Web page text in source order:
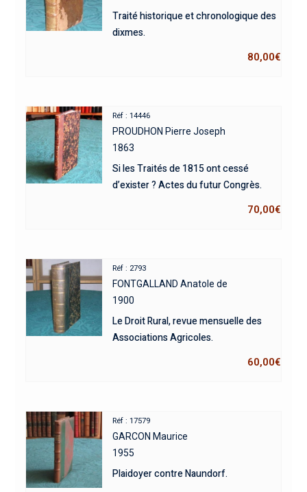
Traité historique et chronologique des
dixmes.
80,00€
Réf : 14446
PROUDHON Pierre Joseph
1863
Si les Traités de 1815 ont cessé
d’exister ? Actes du futur Congrès.
70,00€
Réf : 2793
FONTGALLAND Anatole de
1900
Le Droit Rural, revue mensuelle des
Associations Agricoles.
60,00€
Réf : 17579
GARCON Maurice
1955
Plaidoyer contre Naundorf.